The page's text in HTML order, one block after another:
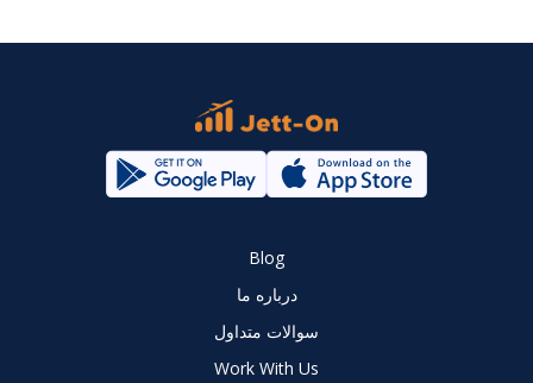
Blog
درباره ما
سوالات متداول
Work With Us